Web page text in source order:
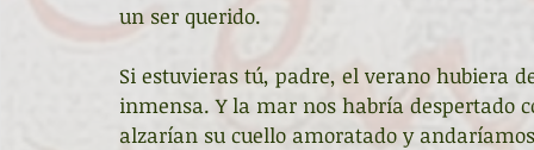
Día Mundial de la Poesía Galardones Recital
un ser querido.
Si estuvieras tú, padre, el verano hubiera
inmensa. Y la mar nos habría despertado
alzarían su cuello amoratado y